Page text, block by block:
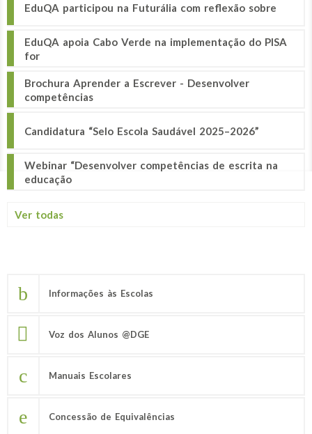
EduQA participou na Futurália com reflexão sobre
EduQA apoia Cabo Verde na implementação do PISA
for
Brochura Aprender a Escrever - Desenvolver
competências
Candidatura “Selo Escola Saudável 2025–2026”
Webinar “Desenvolver competências de escrita na
educação
Ver todas
Informações às Escolas
Voz dos Alunos @DGE
Manuais Escolares
Concessão de Equivalências